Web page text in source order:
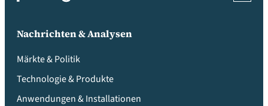
Nachrichten & Analysen
Märkte & Politik
Technologie & Produkte
Anwendungen & Installationen